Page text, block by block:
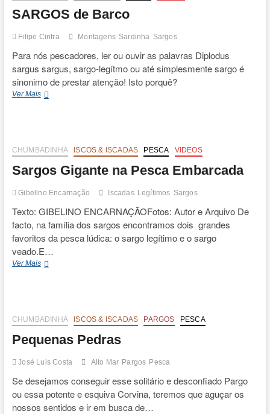
SARGOS de Barco
Filipe Cintra Montagens Sardinha Sargos
Para nós pescadores, ler ou ouvir as palavras Diplodus
sargus sargus, sargo-legítmo ou até simplesmente sargo é
sinonimo de prestar atenção! Isto porquê?
Ver MaisSARGOS
CHUMBADINHA ISCOS & ISCADAS PESCA VIDEOS
Sargos Gigante na Pesca Embarcada
Gibelino Encarnação Iscadas Legítimos Sargos
Texto: GIBELINO ENCARNAÇÃOFotos: Autor e Arquivo De
facto, na família dos sargos encontramos dois grandes
favoritos da pesca lúdica: o sargo legítimo e o sargo
veado.E…
Ver MaisSargos
CHUMBADINHA
ISCOS & ISCADAS PARGOS PESCA
Pequenas Pedras
José Luis Costa Alto Mar Pargos Pesca
Se desejamos conseguir esse solitário e desconfiado Pargo
ou essa potente e esquiva Corvina, teremos que aguçar os
nossos sentidos e ir em busca de…